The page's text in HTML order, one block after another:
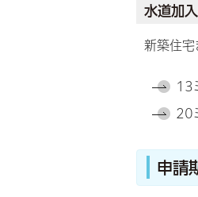
水道加
新築住宅
13
20
申請